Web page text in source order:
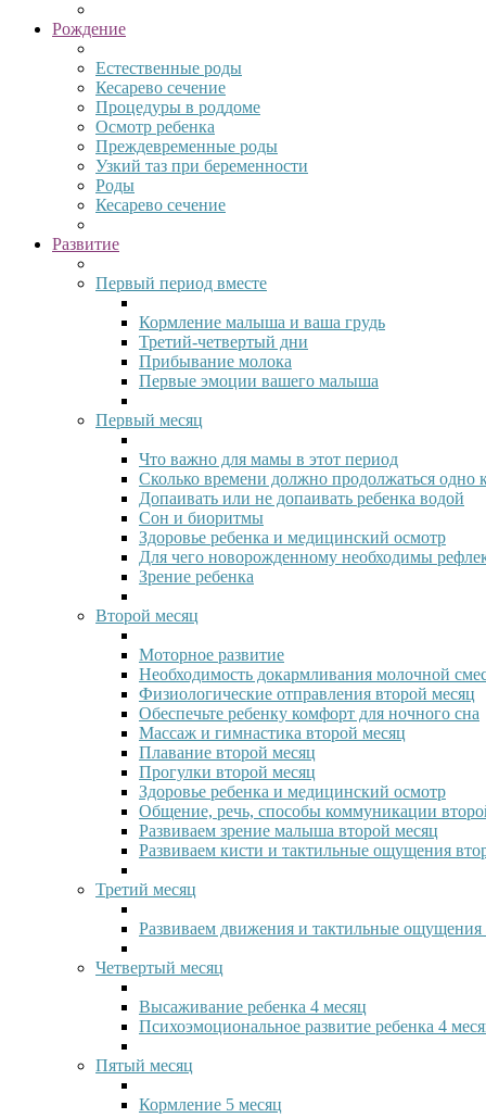
Рождение
Естественные роды
Кесарево сечение
Процедуры в роддоме
Осмотр ребенка
Преждевременные роды
Узкий таз при беременности
Роды
Кесарево сечение
Развитие
Первый период вместе
Кормление малыша и ваша грудь
Третий-четвертый дни
Прибывание молока
Первые эмоции вашего малыша
Первый месяц
Что важно для мамы в этот период
Сколько времени должно продолжаться одно
Допаивать или не допаивать ребенка водой
Сон и биоритмы
Здоровье ребенка и медицинский осмотр
Для чего новорожденному необходимы
Зрение ребенка
Второй месяц
Моторное развитие
Необходимость докармливания молочной
Физиологические отправления второй месяц
Обеспечьте ребенку комфорт для ночного сна
Массаж и гимнастика второй месяц
Плавание второй месяц
Прогулки второй месяц
Здоровье ребенка и медицинский осмотр
Общение, речь, способы коммуникации
Развиваем зрение малыша второй месяц
Развиваем кисти и тактильные ощущения
Третий месяц
Развиваем движения и тактильные ощущения
Четвертый месяц
Высаживание ребенка 4 месяц
Психоэмоциональное развитие ребенка 4
Пятый месяц
Кормление 5 месяц